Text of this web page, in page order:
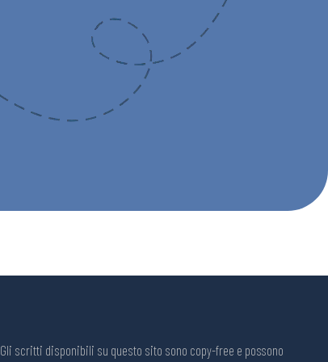
Gli scritti disponibili su questo sito sono copy-free e possono